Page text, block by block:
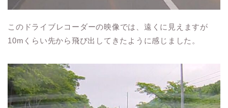
このドライブレコーダーの映像では、遠くに見えますが
10mくらい先から飛び出してきたように感じました。